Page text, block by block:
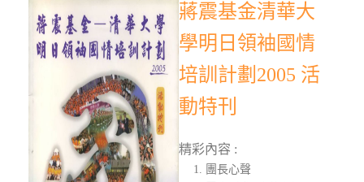
蔣震基金清華大
學明日領袖國情
培訓計劃2005 活
動特刊
精彩內容 :
團長心聲